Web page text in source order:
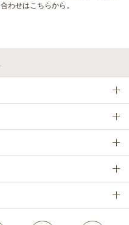
合わせはこちらから。